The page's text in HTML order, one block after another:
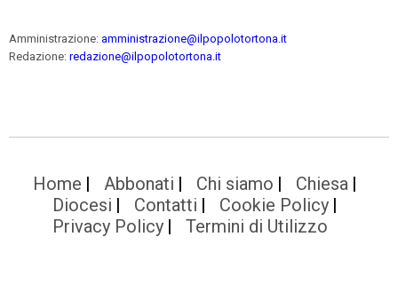
Amministrazione: amministrazione@ilpopolotortona.it
Redazione: redazione@ilpopolotortona.it
Home Abbonati Chi siamo
Chiesa
Diocesi
Contatti
Cookie Policy
Privacy Policy
Termini di Utilizzo